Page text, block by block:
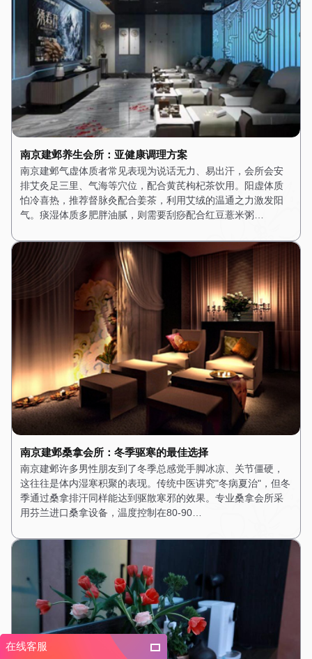
在线客服
南京建邺养生会所：亚健康调理方案
南京建邺气虚体质者常见表现为说话无力、易出汗，会所会安
排艾灸足三里、气海等穴位，配合黄芪枸杞茶饮用。阳虚体质
怕冷喜热，推荐督脉灸配合姜茶，利用艾绒的温通之力激发阳
气。痰湿体质多肥胖油腻，则需要刮痧配合红豆薏米粥…
南京建邺桑拿会所：冬季驱寒的最佳选择
南京建邺许多男性朋友到了冬季总感觉手脚冰凉、关节僵硬，
这往往是体内湿寒积聚的表现。传统中医讲究"冬病夏治"，但冬
季通过桑拿排汗同样能达到驱散寒邪的效果。专业桑拿会所采
用芬兰进口桑拿设备，温度控制在80-90…